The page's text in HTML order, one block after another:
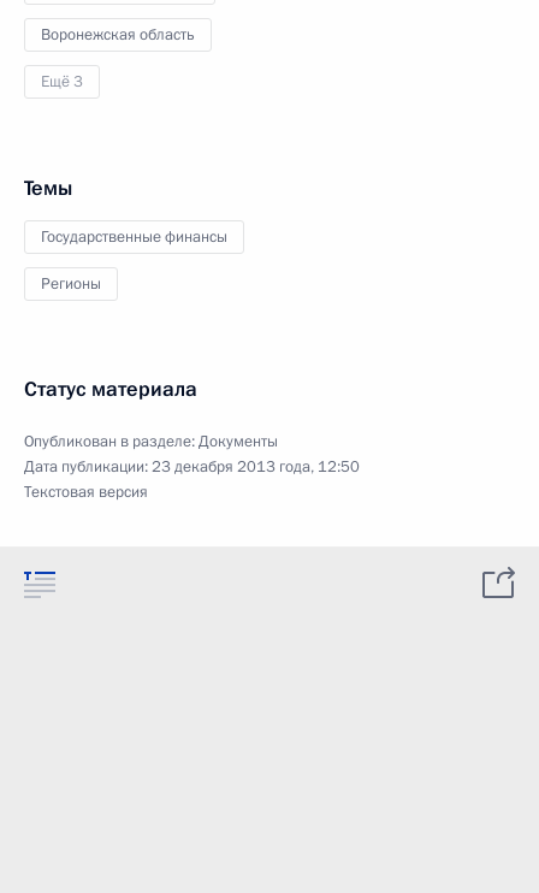
Воронежская область
Ещё 3
Темы
Государственные финансы
Регионы
Статус материала
Опубликован в разделе:Документы
Дата публикации:23 декабря 2013 года, 12:50
Текстовая версия